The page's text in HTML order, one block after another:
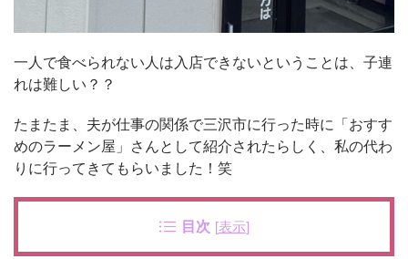
一人で食べられない人は入店できないということは、子連
れは難しい？？
たまたま、夫が仕事の関係で三沢市に行った時に「おすす
めのラーメン屋」さんとして紹介されたらしく、私の代わ
りに行ってきてもらいました！笑
目次 [表示]